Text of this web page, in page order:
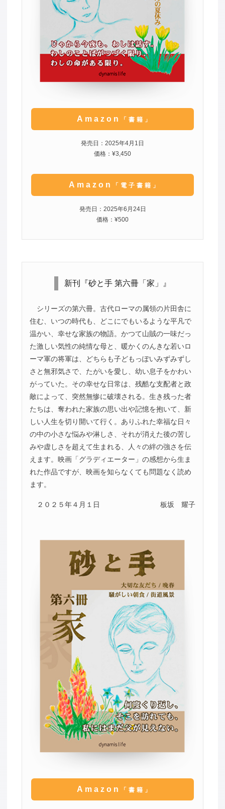
Amazon 「書籍」
発売日：2025年4月1日
価格：¥3,450
Amazon 「電子書籍」
発売日：2025年6月24日
価格：¥500
新刊『砂と手 第六冊「家」』
シリーズの第六冊。古代ローマの属領の片田舎に
住む、いつの時代も、どこにでもいるような平凡で
温かい、幸せな家族の物語。かつて山賊の一味だっ
た激しい気性の純情な母と、暖かくのんきな若いロ
ーマ軍の将軍は、どちらも子どもっぽいみずみずし
さと無邪気さで、たがいを愛し、幼い息子をかわい
がっていた。その幸せな日常は、残酷な支配者と政
敵によって、突然無惨に破壊される。生き残った者
たちは、奪われた家族の思い出や記憶を抱いて、新
しい人生を切り開いて行く。ありふれた幸福な日々
の中の小さな悩みや淋しさ、それが消えた後の苦し
みや虚しさを超えて生まれる、人々の絆の強さを伝
えます。映画「グラディエーター」の感想から生ま
れた作品ですが、映画を知らなくても問題なく読め
ます。
２０２５年４月１日 板坂 耀子
Amazon 「書籍」